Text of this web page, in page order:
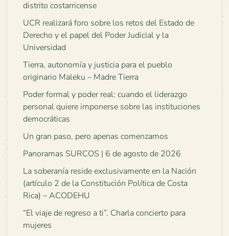
distrito costarricense
UCR realizará foro sobre los retos del Estado de
Derecho y el papel del Poder Judicial y la
Universidad
Tierra, autonomía y justicia para el pueblo
originario Maleku – Madre Tierra
Poder formal y poder real: cuando el liderazgo
personal quiere imponerse sobre las instituciones
democráticas
Un gran paso, pero apenas comenzamos
Panoramas SURCOS | 6 de agosto de 2026
La soberanía reside exclusivamente en la Nación
(artículo 2 de la Constitución Política de Costa
Rica) – ACODEHU
“El viaje de regreso a ti”. Charla concierto para
mujeres